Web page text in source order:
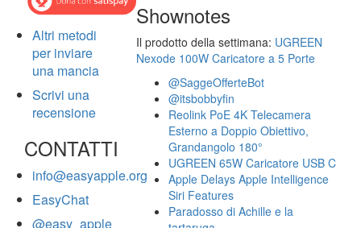
Altri metodi
per inviare
una mancia
Scrivi una
recensione
CONTATTI
info@easyapple.org
EasyChat
@easy_apple
Shownotes
Il prodotto della settimana: UGREEN
Nexode 100W Caricatore a 5 Porte
@SaggeOfferteBot
@itsbobbyfin
Reolink PoE 4K Telecamera
Esterno a Doppio Obiettivo,
Grandangolo 180°
UGREEN 65W Caricatore USB C
Apple Delays Apple Intelligence
Siri Features
Paradosso di Achille e la